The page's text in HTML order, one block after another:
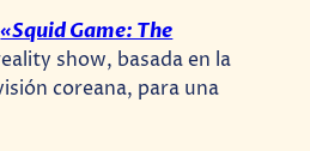
«Squid Game: The
show, basada en la
coreana, para una